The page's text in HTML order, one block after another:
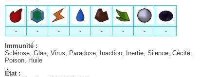
- - - - - - -
-
Immunité :
Sclérose, Glas, Virus, Paradoxe, Inaction, Inertie, Silence, Cécité,
Poison, Huile
État :
Le clan Centurio
Les contrats
Le patient dalmascan